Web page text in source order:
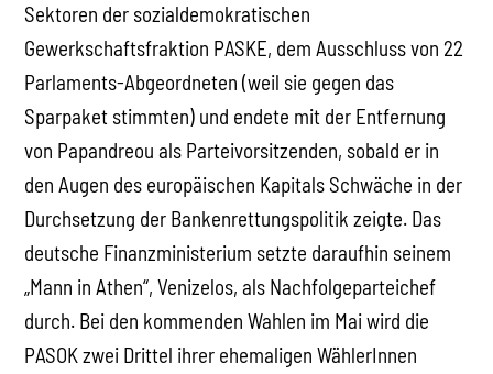
Sektoren der sozialdemokratischen
Gewerkschaftsfraktion PASKE, dem Ausschluss von 22
Parlaments-Abgeordneten (weil sie gegen das
Sparpaket stimmten) und endete mit der Entfernung
von Papandreou als Parteivorsitzenden, sobald er in
den Augen des europäischen Kapitals Schwäche in der
Durchsetzung der Bankenrettungspolitik zeigte. Das
deutsche Finanzministerium setzte daraufhin seinem
„Mann in Athen“, Venizelos, als Nachfolgeparteichef
durch. Bei den kommenden Wahlen im Mai wird die
PASOK zwei Drittel ihrer ehemaligen WählerInnen